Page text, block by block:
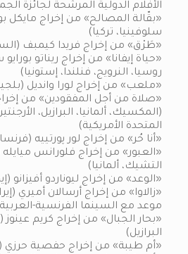
الأفلام الدولية المرشحة لجائزة
«بقّالة المصالح» من إخراج مايكل
سلوفينيا، تركيا)
«طَرْق» من إخراج فريدا كيمبف
«حياة إيفانا» من إخراج ريناتو بورايو
روسيا، النرويج، فنلندا، إستونيا)
«ملعب» من إخراج لورا وانديل
«صلاة من أجل المفقودين» من إخراج
(المكسيك، ألمانيا، البرازيل،
المتحدة الأمريكية)
«أنا حُر» من إخراج لور پورتييه
«العبور» من إخراج فلورانس
التشيك، ألمانيا)
«الوعد» من إخراج ليوناردو أفيزانو
«زالاوا» من إخراج أرسالان أميري
موعد مع السينما الفرنسية-
«بحار الجبال» من إخراج كريم عينوز
البرازيل)
«أم طيبة» من إخراج حفصية حرزي